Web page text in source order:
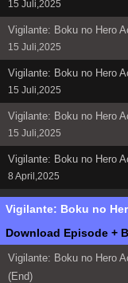
15 Juli,2025
Vigilante: Boku no Hero
15 Juli,2025
Vigilante: Boku no Hero
15 Juli,2025
Vigilante: Boku no Hero
15 Juli,2025
Vigilante: Boku no Hero
8 April,2025
Vigilante: Boku no
Download Episode +
Vigilante: Boku no Hero
(End)